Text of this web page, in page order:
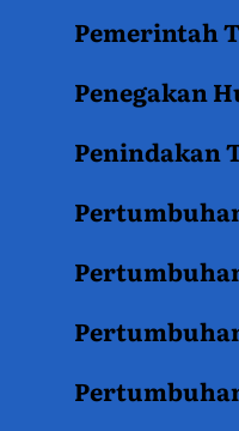
Pemerintah
Penegakan
Penindakan